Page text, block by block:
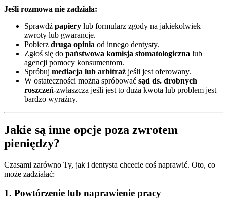
Jeśli rozmowa nie zadziała:
Sprawdź papiery lub formularz zgody na jakiekolwiek
zwroty lub gwarancje.
Pobierz druga opinia od innego dentysty.
Zgłoś się do państwowa komisja stomatologiczna lub
agencji pomocy konsumentom.
Spróbuj mediacja lub arbitraż jeśli jest oferowany.
W ostateczności można spróbować sąd ds. drobnych
roszczeń-zwłaszcza jeśli jest to duża kwota lub problem jest
bardzo wyraźny.
Jakie są inne opcje poza zwrotem
pieniędzy?
Czasami zarówno Ty, jak i dentysta chcecie coś naprawić. Oto, co
może zadziałać:
1. Powtórzenie lub naprawienie pracy